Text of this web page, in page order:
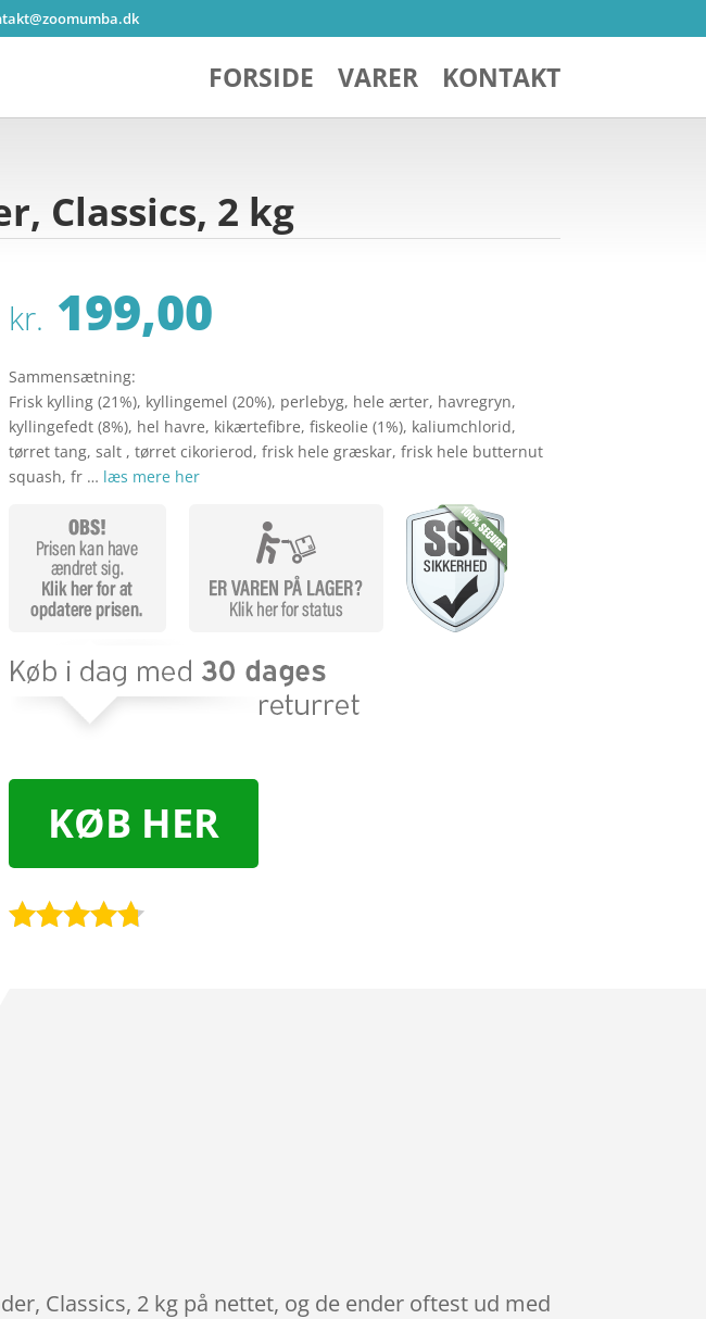
FORSIDE VARER KONTAKT
Classics, 2 kg
kr. 199,00
Sammensætning:
Frisk kylling (21%), kyllingemel (20%), perlebyg, hele ærter, havregryn,
kyllingefedt (8%), hel havre, kikærtefibre, fiskeolie (1%), kaliumchlorid,
tørret tang, salt , tørret cikorierod, frisk hele græskar, frisk hele butternut
squash, fr … læs mere her
KØB HER
Classics, 2 kg på nettet, og de ender oftest ud med